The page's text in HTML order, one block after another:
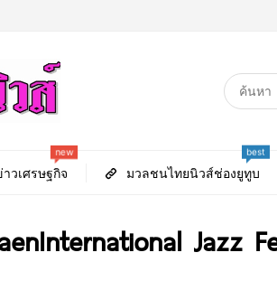
วเศรษฐกิจ
new
มวลชนไทยนิวส์ช่องยูทูบ
best
Jazz